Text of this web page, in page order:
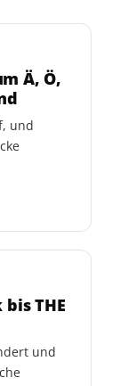
Ä, Ö,
und
bis THE
und